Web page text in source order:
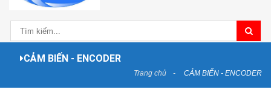
CẢM BIẾN - ENCODER
Trang chủ CẢM BIẾN - ENCODER